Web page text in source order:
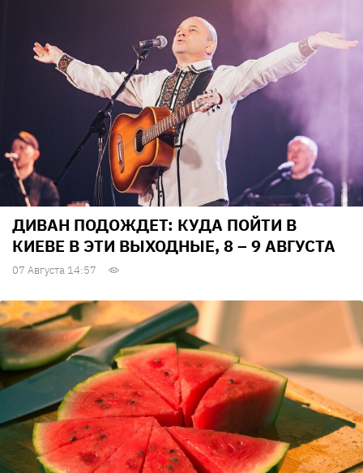
ДИВАН ПОДОЖДЕТ: КУДА ПОЙТИ В
КИЕВЕ В ЭТИ ВЫХОДНЫЕ, 8 – 9 АВГУСТА
07 Августа 14:57